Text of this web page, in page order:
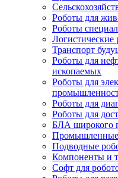
Роботы для
Роботы
Логистические
Транспорт
Роботы для
ископаемых
Роботы для
Роботы для
Роботы для
БЛА широкого
Промышленные
Подводные
Компоненты и
Софт для